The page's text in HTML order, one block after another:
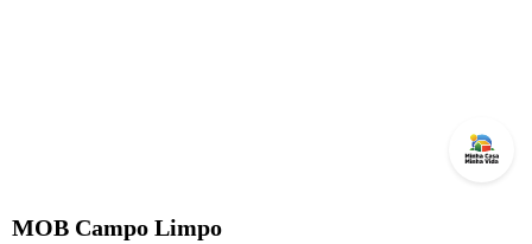
MOB Campo Limpo